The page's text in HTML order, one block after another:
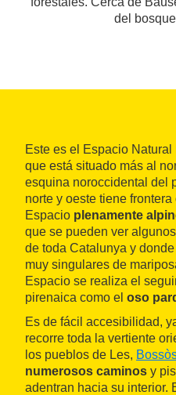
del
Este es el Espacio
que está situado más al
esquina noroccidental del
norte y oeste tiene
Espacio plenamente
que se pueden ver
de toda Catalunya y
muy singulares de
Espacio se realiza el
pirenaica como el oso
Es de fácil accesibilidad,
recorre toda la vertiente
los pueblos de Les,
numerosos caminos y
adentran hacia su interior.